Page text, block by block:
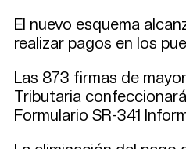
El nuevo esquema
realizar pagos en los
Las 873 firmas de
Tributaria
Formulario SR-341